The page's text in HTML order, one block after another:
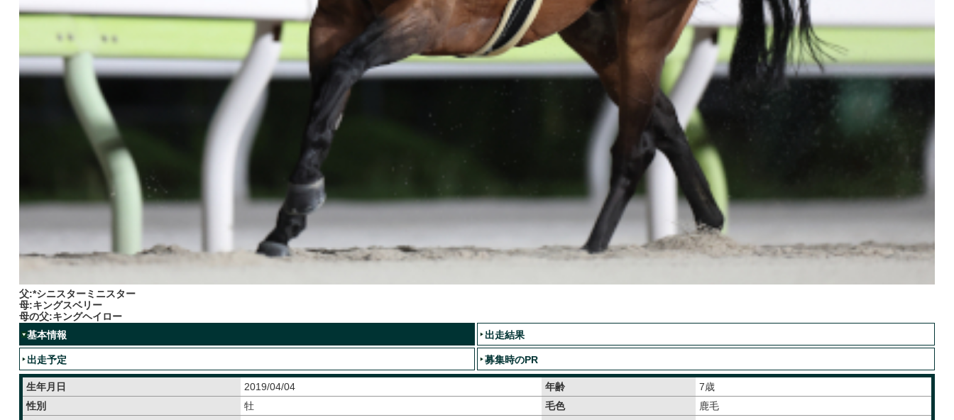
父:*シニスターミニスター
母:キングスベリー
母の父:キングヘイロー
基本情報
出走結果
出走予定 募集時のPR
生年月日 2019/04/04 年齢
7歳
性別
牡 毛色
鹿毛